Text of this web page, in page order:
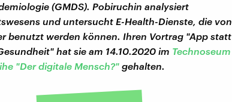
(GMDS). Pobiruchin analysiert
und untersucht E-Health-Dienste, die von
benutzt werden können. Ihren Vortrag "App statt
hat sie am 14.10.2020 im Technoseum
"Der digitale Mensch?" gehalten.